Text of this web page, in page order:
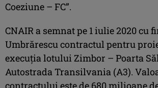
Coeziune – FC”.
CNAIR a semnat pe 1 iulie 2020 cu
Umbrărescu contractul pentru
execuția lotului Zimbor – Poarta
Autostrada Transilvania (A3).
contractului este de 680 milioane